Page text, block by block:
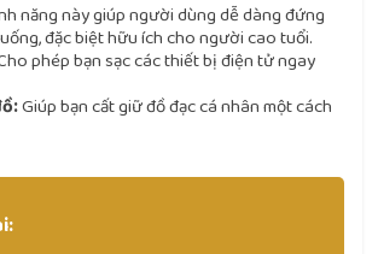
năng này giúp người dùng dễ dàng đứng
đặc biệt hữu ích cho người cao tuổi.
phép bạn sạc các thiết bị điện tử ngay
Giúp bạn cất giữ đồ đạc cá nhân một cách